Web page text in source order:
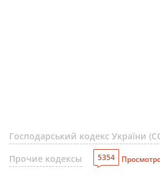
Господарський кодекс України
Прочие кодексы
5354